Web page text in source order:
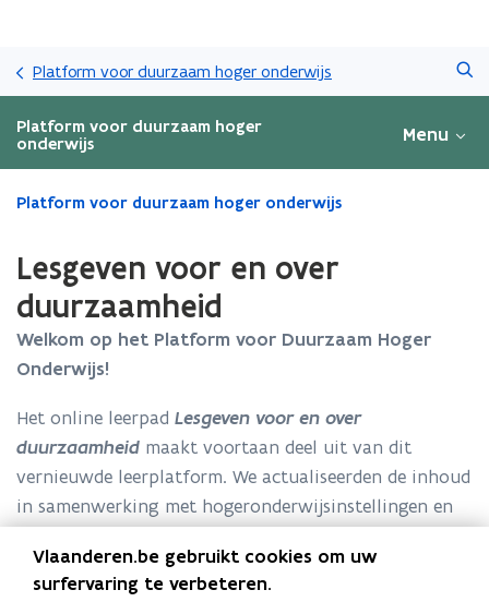
naar
inhoud
Platform voor duurzaam hoger onderwijs
Platform voor duurzaam hoger
onderwijs
Menu
Gedaan
bevindt
zich
op:
Lesgeven
over
duurzaamheid
Platform voor duurzaam hoger onderwijs
Lesgeven voor en over
duurzaamheid
Welkom op het Platform voor Duurzaam Hoger
Onderwijs!
Het online leerpad Lesgeven voor en over
duurzaamheid maakt voortaan deel uit van dit
vernieuwde leerplatform. We actualiseerden de inhoud
in samenwerking met hogeronderwijsinstellingen en
Zo willen we professionals in het hoger onderwijs nog
beter ondersteunen om duurzaamheidseducatie een
Vlaanderen.be gebruikt cookies om uw
surfervaring te verbeteren.